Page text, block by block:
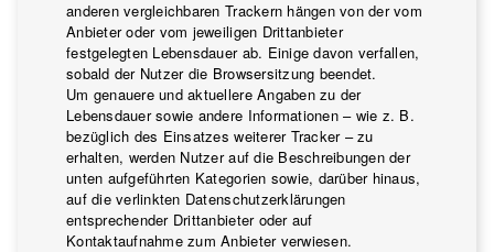
anderen vergleichbaren Trackern hängen von der vom
Anbieter oder vom jeweiligen Drittanbieter
festgelegten Lebensdauer ab. Einige davon verfallen,
sobald der Nutzer die Browsersitzung beendet.
Um genauere und aktuellere Angaben zu der
Lebensdauer sowie andere Informationen – wie z. B.
bezüglich des Einsatzes weiterer Tracker – zu
erhalten, werden Nutzer auf die Beschreibungen der
unten aufgeführten Kategorien sowie, darüber hinaus,
auf die verlinkten Datenschutzerklärungen
entsprechender Drittanbieter oder auf
Kontaktaufnahme zum Anbieter verwiesen.